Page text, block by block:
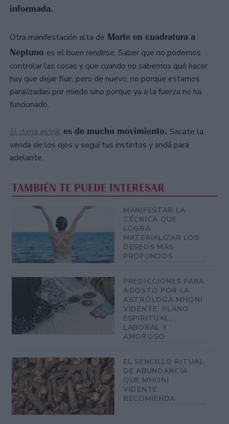
informada.
Otra manifestación alta de Marte en cuadratura a
Neptuno es el buen rendirse. Saber que no podemos
controlar las cosas y que cuando no sabemos qué hacer
hay que dejar fluir, pero de nuevo, no porque estamos
paralizadas por miedo sino porque ya a la fuerza no ha
funcionado.
El clima astral es de mucho movimiento. Sacate la
venda de los ojos y seguí tus instintos y andá para
adelante.
TAMBIÉN TE PUEDE INTERESAR
MANIFESTAR LA
TÉCNICA QUE
LOGRA
MATERIALIZAR LOS
DESEOS MÁS
PROFUNDOS
PREDICCIONES PARA
AGOSTO POR LA
ASTRÓLOGA MHONI
VIDENTE: PLANO
ESPIRITUAL,
LABORAL Y
AMOROSO
EL SENCILLO RITUAL
DE ABUNDANCIA
QUE MHONI
VIDENTE
RECOMIENDA